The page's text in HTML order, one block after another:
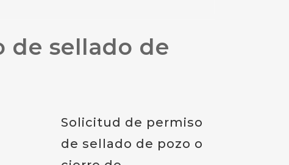
de sellado de
Solicitud de permiso
de sellado de pozo o